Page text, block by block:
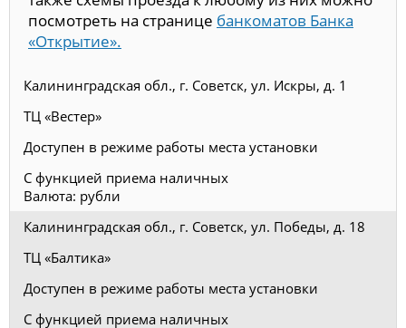
посмотреть на странице банкоматов Банка
«Открытие».
Калининградская обл., г. Советск, ул. Искры, д. 1
ТЦ «Вестер»
Доступен в режиме работы места установки
С функцией приема наличных
Валюта: рубли
Калининградская обл., г. Советск, ул. Победы, д. 18
ТЦ «Балтика»
Доступен в режиме работы места установки
С функцией приема наличных